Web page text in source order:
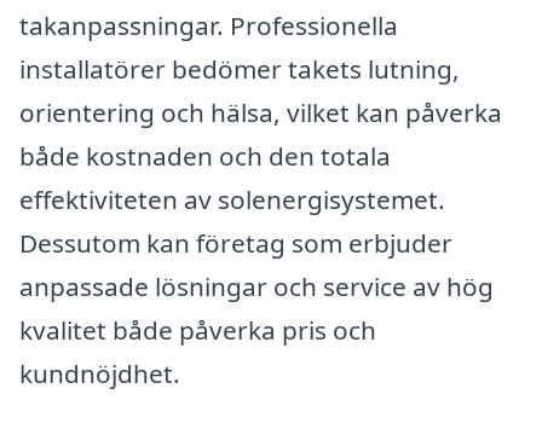
takanpassningar. Professionella
installatörer bedömer takets lutning,
orientering och hälsa, vilket kan påverka
både kostnaden och den totala
effektiviteten av solenergisystemet.
Dessutom kan företag som erbjuder
anpassade lösningar och service av hög
kvalitet både påverka pris och
kundnöjdhet.